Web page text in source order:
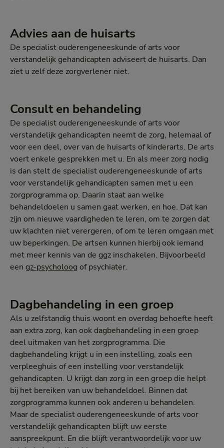
Advies aan de huisarts
De specialist ouderengeneeskunde of arts voor
verstandelijk gehandicapten adviseert de huisarts. Dan
ziet u zelf deze zorgverlener niet.
Consult en behandeling
De specialist ouderengeneeskunde of arts voor
verstandelijk gehandicapten neemt de zorg, helemaal of
voor een deel, over van de huisarts of kinderarts. De arts
voert enkele gesprekken met u. En als meer zorg nodig
is dan stelt de specialist ouderengeneeskunde of arts
voor verstandelijk gehandicapten samen met u een
zorgprogramma op. Daarin staat aan welke
behandeldoelen u samen gaat werken, en hoe. Dat kan
zijn om nieuwe vaardigheden te leren, om te zorgen dat
uw klachten niet verergeren, of om te leren omgaan met
uw beperkingen. De artsen kunnen hierbij ook iemand
met meer kennis van de ggz inschakelen. Bijvoorbeeld
een gz-psycholoog of psychiater.
Dagbehandeling in een groep
Als u zelfstandig thuis woont en overdag behoefte heeft
aan extra zorg, kan ook dagbehandeling in een groep
deel uitmaken van het zorgprogramma. Die
dagbehandeling krijgt u in een instelling, zoals een
verpleeghuis of een instelling voor verstandelijk
gehandicapten. U krijgt dan zorg in een groep die helpt
bij het bereiken van uw behandeldoel. Binnen dat
zorgprogramma kunnen ook anderen u behandelen.
Maar de specialist ouderengeneeskunde of arts voor
verstandelijk gehandicapten blijft uw eerste
aanspreekpunt. En die blijft verantwoordelijk voor uw